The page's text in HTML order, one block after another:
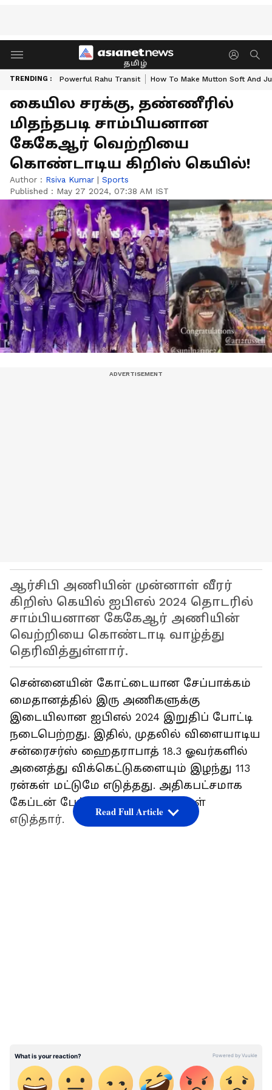
தமிழ்
TRENDING : Powerful Rahu Transit How To Make Mutton Soft And
கையில சரக்கு, தண்ணீரில்
மிதந்தபடி சாம்பியனான
கேகேஆர் வெற்றியை
கொண்டாடிய கிறிஸ் கெயில்!
Author : Rsiva Kumar | Sports
Published : May 27 2024, 07:38 AM IST
ஆர்சிபி அணியின் முன்னாள் வீரர்
கிறிஸ் கெயில் ஐபிஎல் 2024 தொடரில்
சாம்பியனான கேகேஆர் அணியின்
வெற்றியை கொண்டாடி வாழ்த்து
தெரிவித்துள்ளார்.
சென்னையின் கோட்டையான சேப்பாக்கம்
மைதானத்தில் இரு அணிகளுக்கு
இடையிலான ஐபிஎல் 2024 இறுதிப் போட்டி
நடைபெற்றது. இதில், முதலில் விளையாடிய
சன்ரைசர்ஸ் ஹைதராபாத் 18.3 ஓவர்களில்
அனைத்து விக்கெட்டுகளையும் இழந்து 113
ரன்கள் மட்டுமே எடுத்தது. அதிகபட்சமாக
கேப்டன் பேட் கம்மின்ஸ் 24 ரன்கள்
எடுத்தார்.
Read Full Article